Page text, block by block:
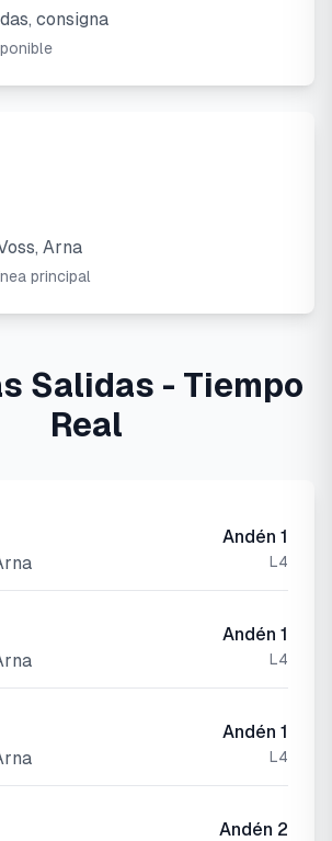
consigna
Arna
principal
Salidas - Tiempo
Real
Andén 1
L4
Andén 1
L4
Andén 1
L4
Andén 2